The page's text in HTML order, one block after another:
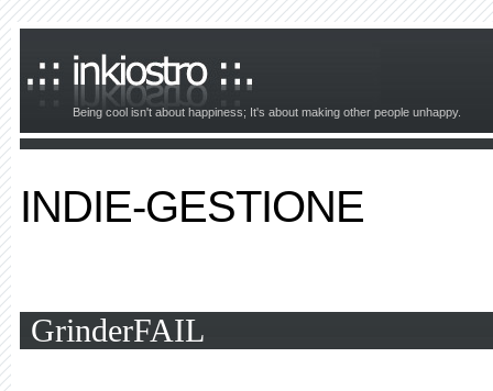
Being cool isn't about happiness; It's about making other people unhappy.
INDIE-GESTIONE
GrinderFAIL